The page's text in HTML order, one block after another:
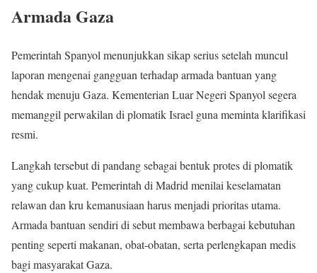
Armada Gaza
Pemerintah Spanyol menunjukkan sikap serius setelah muncul
laporan mengenai gangguan terhadap armada bantuan yang
hendak menuju Gaza. Kementerian Luar Negeri Spanyol segera
memanggil perwakilan di plomatik Israel guna meminta klarifikasi
resmi.
Langkah tersebut di pandang sebagai bentuk protes di plomatik
yang cukup kuat. Pemerintah di Madrid menilai keselamatan
relawan dan kru kemanusiaan harus menjadi prioritas utama.
Armada bantuan sendiri di sebut membawa berbagai kebutuhan
penting seperti makanan, obat-obatan, serta perlengkapan medis
bagi masyarakat Gaza.